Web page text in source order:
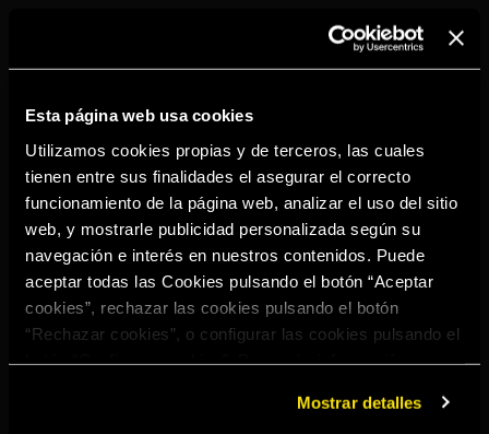
Esta página web usa cookies
Utilizamos cookies propias y de terceros, las cuales
tienen entre sus finalidades el asegurar el correcto
funcionamiento de la página web, analizar el uso del sitio
web, y mostrarle publicidad personalizada según su
navegación e interés en nuestros contenidos. Puede
aceptar todas las Cookies pulsando el botón “Aceptar
cookies”, rechazar las cookies pulsando el botón
“Rechazar cookies”, o configurar las cookies pulsando el
Mostrar detalles
TORRES SPICED LEMON